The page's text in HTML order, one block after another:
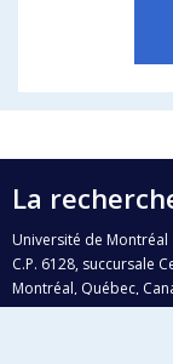
La
Université de Montréal
C.P. 6128, succursale
Montréal, Québec,
H3C 3J7